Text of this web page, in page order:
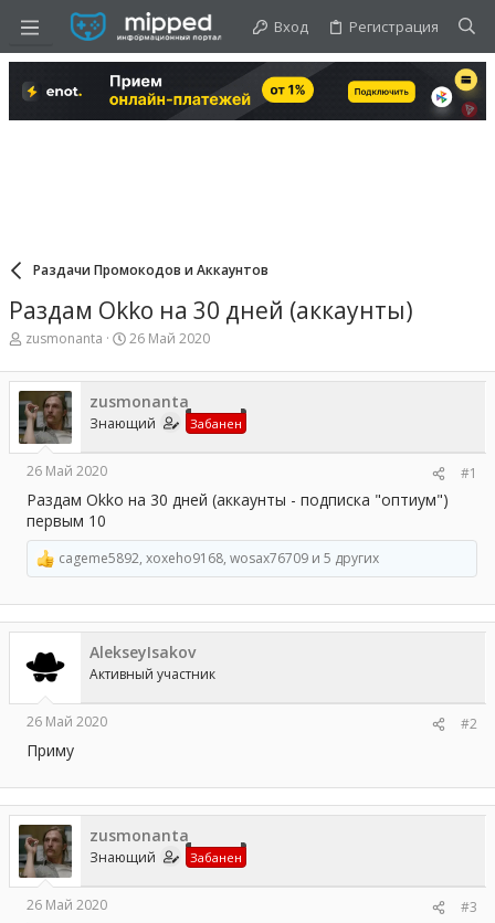
Вход Регистрация
Раздачи Промокодов и Аккаунтов
Раздам Okko на 30 дней (аккаунты)
А
т
о
р
т
е
ы
zusmonanta
Д
т
н
а
а
26 Май 2020
zusmonanta
Знающий Забанен
26 Май 2020 #1
Раздам Okko на 30 дней (аккаунты - подписка "оптиум")
первым 10
Р
е
а
к
ц
и
и
cageme5892, xoxeho9168, wosax76709 и 5 других
AlekseyIsakov
Активный участник
26 Май 2020 #2
Приму
zusmonanta
Знающий Забанен
26 Май 2020
#3